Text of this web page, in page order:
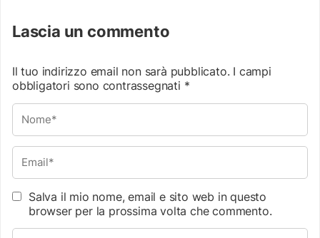
Lascia un commento
Il tuo indirizzo email non sarà pubblicato. I campi
obbligatori sono contrassegnati *
Salva il mio nome, email e sito web in questo
browser per la prossima volta che commento.